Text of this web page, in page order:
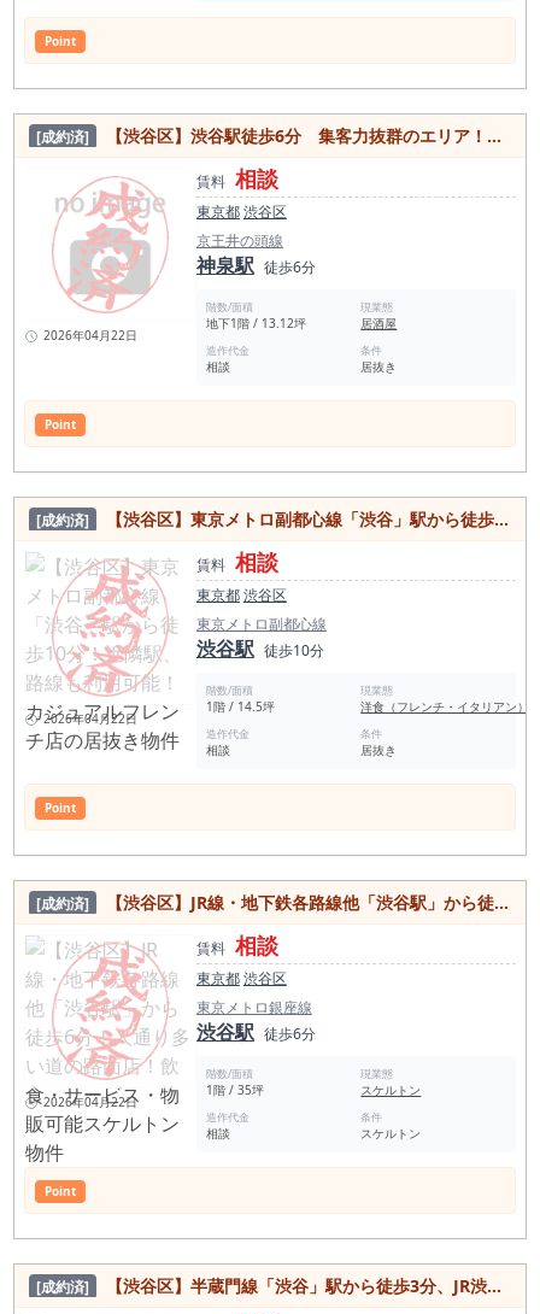
Point
[成約済] 【渋谷区】渋谷駅徒歩6分 集客力抜群のエリア！業種相談可能◎居抜き物件
2026年04月22日
賃料 相談
東京都渋谷区
京王井の頭線
神泉駅 徒歩6分
階数/面積
地下1階 / 13.12坪
現業態
居酒屋
造作代金
相談
条件
居抜き
Point
[成約済] 【渋谷区】東京メトロ副都心線「渋谷」駅から徒歩10分！近隣駅、路線も利用可能！カジュアルフレンチ店の居抜き物件
2026年04月22日
賃料 相談
東京都渋谷区
東京メトロ副都心線
渋谷駅 徒歩10分
階数/面積
1階 / 14.5坪
現業態
洋食（フレンチ・イタリアン）
造作代金
相談
条件
居抜き
Point
[成約済] 【渋谷区】JR線・地下鉄各路線他「渋谷駅」から徒歩6分！人通り多い道の路面店！飲食・サービス・物販可能スケルトン物件
2026年04月22日
賃料 相談
東京都渋谷区
東京メトロ銀座線
渋谷駅 徒歩6分
階数/面積
1階 / 35坪
現業態
スケルトン
造作代金
相談
条件
スケルトン
Point
[成約済] 【渋谷区】半蔵門線「渋谷」駅から徒歩3分、JR渋谷駅からも徒歩6分！間口広めで視認性抜群、看板設置も可能な寿司店居抜き物件